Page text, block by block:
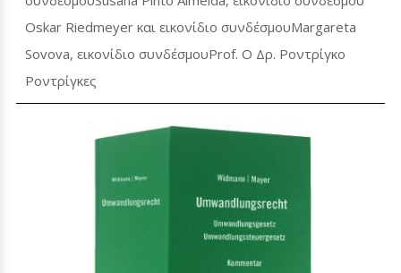
Oskar Riedmeyer και εικονίδιο συνδέσμουMargareta
Sovova, εικονίδιο συνδέσμουProf. Ο Δρ. Ροντρίγκο
Ροντρίγκες